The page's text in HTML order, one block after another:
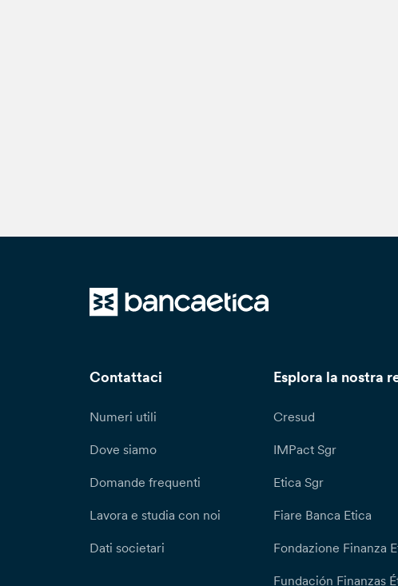
Contattaci
Numeri utili
Dove siamo
Domande frequenti
Lavora e studia con noi
Dati societari
Esplora la nostra
Cresud
IMPact Sgr
Etica Sgr
Fiare Banca Etica
Fondazione Finanza
Fundación Finanzas